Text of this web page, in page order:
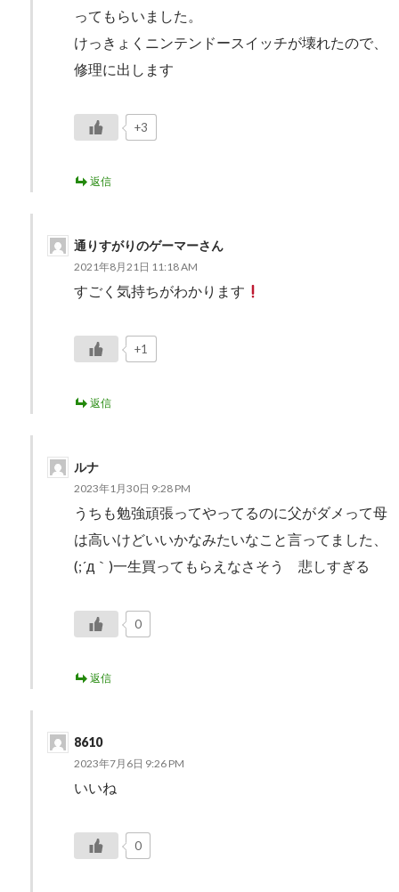
ってもらいました。
けっきょくニンテンドースイッチが壊れたので、
修理に出します
+3
返信
通りすがりのゲーマーさん
2021年8月21日 11:18 AM
すごく気持ちがわかります
+1
返信
ルナ
2023年1月30日 9:28 PM
うちも勉強頑張ってやってるのに父がダメって母
は高いけどいいかなみたいなこと言ってました、
(;´д｀)一生買ってもらえなさそう 悲しすぎる
0
返信
8610
2023年7月6日 9:26 PM
いいね
0